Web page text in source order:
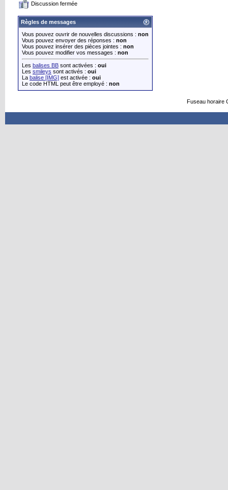
Discussion fermée
Règles de messages
Vous pouvez ouvrir de nouvelles discussions : non
Vous pouvez envoyer des réponses : non
Vous pouvez insérer des pièces jointes : non
Vous pouvez modifier vos messages : non
Les balises BB sont activées : oui
Les smileys sont activés : oui
La balise [IMG] est activée : oui
Le code HTML peut être employé : non
Fuseau horaire